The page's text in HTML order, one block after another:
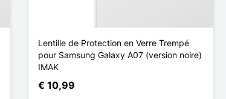
Lentille de Protection en Verre Trempé
pour Samsung Galaxy A07 (version noire)
IMAK
€ 10,99